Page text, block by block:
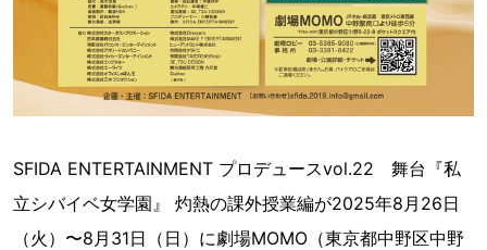
SFIDA ENTERTAINMENT プロデュースvol.22 舞台『私
立シバイベ女学園』 灼熱の課外授業編が2025年8月26日
（火）〜8月31日（日）に劇場MOMO（東京都中野区中野